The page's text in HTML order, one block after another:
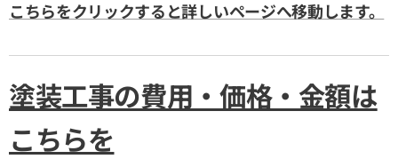
こちらをクリックすると詳しいページへ移動します。
塗装工事の費用・価格・金額は
こちらを